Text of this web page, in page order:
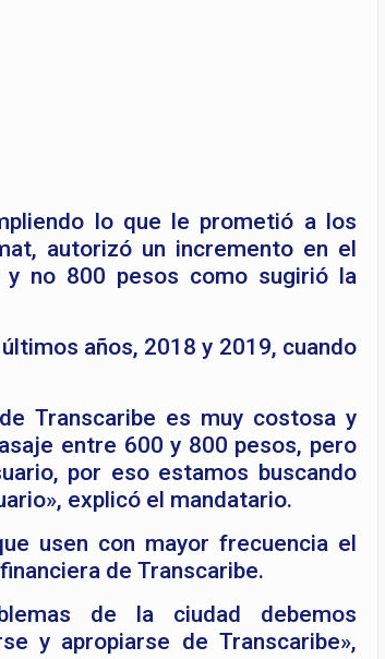
lo que le prometió a los
autorizó un incremento en el
no 800 pesos como sugirió la
años, 2018 y 2019, cuando
Transcaribe es muy costosa y
entre 600 y 800 pesos, pero
por eso estamos buscando
explicó el mandatario.
usen con mayor frecuencia el
de Transcaribe.
de la ciudad debemos
y apropiarse de Transcaribe»,